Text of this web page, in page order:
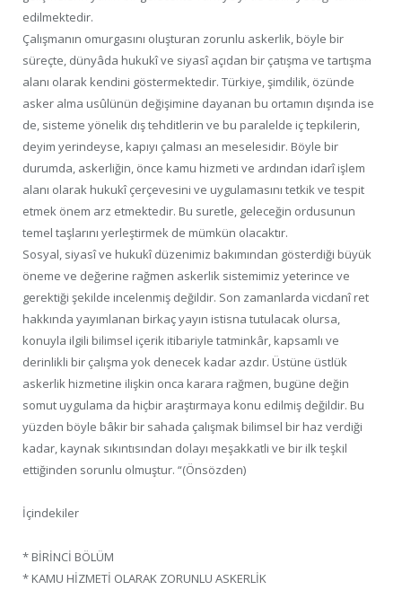
edilmektedir.
Çalışmanın omurgasını oluşturan zorunlu askerlik, böyle bir
süreçte, dünyâda hukukî ve siyasî açıdan bir çatışma ve tartışma
alanı olarak kendini göstermektedir. Türkiye, şimdilik, özünde
asker alma usûlünün değişimine dayanan bu ortamın dışında ise
de, sisteme yönelik dış tehditlerin ve bu paralelde iç tepkilerin,
deyim yerindeyse, kapıyı çalması an meselesidir. Böyle bir
durumda, askerliğin, önce kamu hizmeti ve ardından idarî işlem
alanı olarak hukukî çerçevesini ve uygulamasını tetkik ve tespit
etmek önem arz etmektedir. Bu suretle, geleceğin ordusunun
temel taşlarını yerleştirmek de mümkün olacaktır.
Sosyal, siyasî ve hukukî düzenimiz bakımından gösterdiği büyük
öneme ve değerine rağmen askerlik sistemimiz yeterince ve
gerektiği şekilde incelenmiş değildir. Son zamanlarda vicdanî ret
hakkında yayımlanan birkaç yayın istisna tutulacak olursa,
konuyla ilgili bilimsel içerik itibariyle tatminkâr, kapsamlı ve
derinlikli bir çalışma yok denecek kadar azdır. Üstüne üstlük
askerlik hizmetine ilişkin onca karara rağmen, bugüne değin
somut uygulama da hiçbir araştırmaya konu edilmiş değildir. Bu
yüzden böyle bâkir bir sahada çalışmak bilimsel bir haz verdiği
kadar, kaynak sıkıntısından dolayı meşakkatli ve bir ilk teşkil
ettiğinden sorunlu olmuştur. “(Önsözden)
İçindekiler
* BİRİNCİ BÖLÜM
* KAMU HİZMETİ OLARAK ZORUNLU ASKERLİK